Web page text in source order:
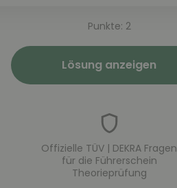
Punkte: 2
Lösung anzeigen
Offizielle TÜV | DEKRA Fragen
für die Führerschein
Theorieprüfung